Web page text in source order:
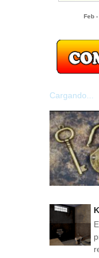
Feb
Cargando...